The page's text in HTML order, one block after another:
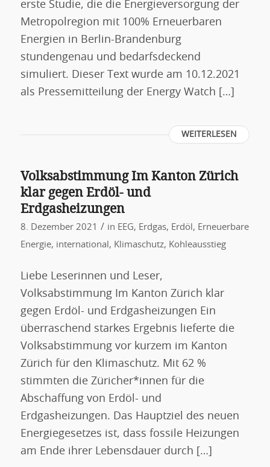
erste Studie, die die Energieversorgung der
Metropolregion mit 100% Erneuerbaren
Energien in Berlin-Brandenburg
stundengenau und bedarfsdeckend
simuliert. Dieser Text wurde am 10.12.2021
als Pressemitteilung der Energy Watch […]
WEITERLESEN
Volksabstimmung Im Kanton Zürich
klar gegen Erdöl- und
Erdgasheizungen
8. Dezember 2021 / in EEG, Erdgas, Erdöl , Erneuerbare
Energie, international , Klimaschutz, Kohleausstieg
Liebe Leserinnen und Leser,
Volksabstimmung Im Kanton Zürich klar
gegen Erdöl- und Erdgasheizungen Ein
überraschend starkes Ergebnis lieferte die
Volksabstimmung vor kurzem im Kanton
Zürich für den Klimaschutz. Mit 62 %
stimmten die Züricher*innen für die
Abschaffung von Erdöl- und
Erdgasheizungen. Das Hauptziel des neuen
Energiegesetzes ist, dass fossile Heizungen
am Ende ihrer Lebensdauer durch […]